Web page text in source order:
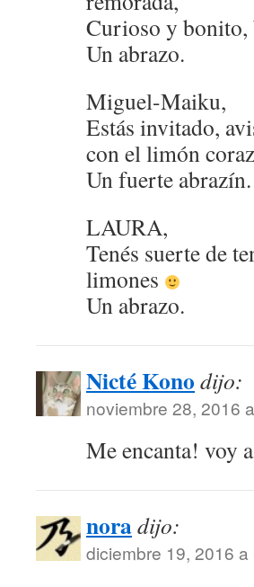
Curioso y
Un abrazo.
Miguel-Maiku,
Estás invitado,
con el limón
Un fuerte abrazín.
LAURA,
Tenés suerte de
limones
Un abrazo.
Nicté Kono dijo:
noviembre 28, 2016
Me encanta! voy
noradijo:
diciembre 19, 2016